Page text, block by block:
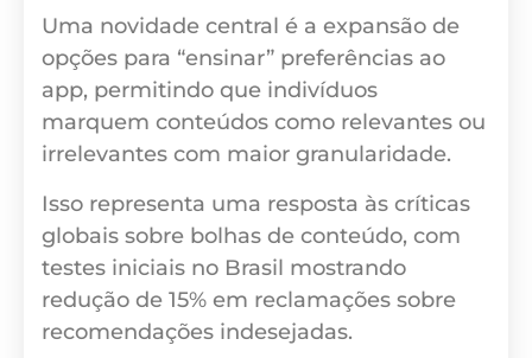
Uma novidade central é a expansão de
opções para “ensinar” preferências ao
app, permitindo que indivíduos
marquem conteúdos como relevantes ou
irrelevantes com maior granularidade.
Isso representa uma resposta às críticas
globais sobre bolhas de conteúdo, com
testes iniciais no Brasil mostrando
redução de 15% em reclamações sobre
recomendações indesejadas.